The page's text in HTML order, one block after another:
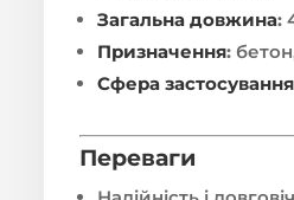
Загальна довжина:
Призначення:
Сфера застосування
Переваги